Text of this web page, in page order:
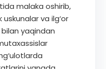
malaka oshirib,
va ilg‘or
yaqindan